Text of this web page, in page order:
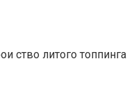
ство литого топпинга